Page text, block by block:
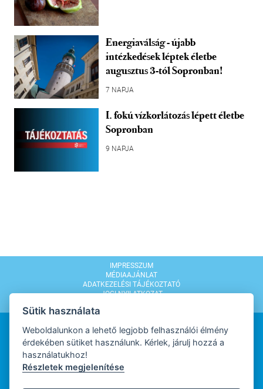
Energiaválság - újabb
intézkedések léptek életbe
augusztus 3-tól Sopronban!
7 NAPJA
I. fokú vízkorlátozás lépett életbe
Sopronban
9 NAPJA
IMPRESSZUM
MÉDIAAJÁNLAT
ADATKEZELÉSI TÁJÉKOZTATÓ
JOGI NYILATKOZAT
WEBDESIGN
Sütik használata
Weboldalunkon a lehető legjobb felhasználói élmény
érdekében sütiket használunk. Kérlek, járulj hozzá a
használatukhoz!
Részletek megjelenítése